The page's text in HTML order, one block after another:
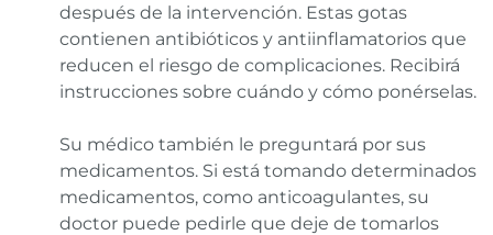
después de la intervención. Estas gotas
contienen antibióticos y antiinflamatorios que
reducen el riesgo de complicaciones. Recibirá
instrucciones sobre cuándo y cómo ponérselas.
Su médico también le preguntará por sus
medicamentos. Si está tomando determinados
medicamentos, como anticoagulantes, su
doctor puede pedirle que deje de tomarlos